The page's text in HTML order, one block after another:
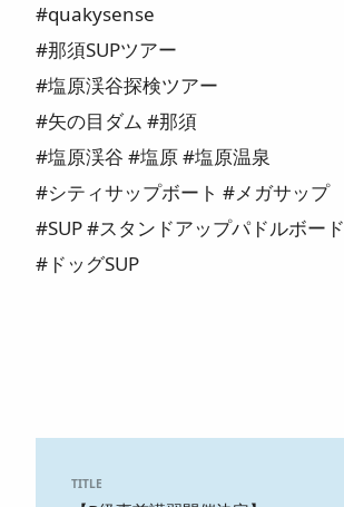
#quakysense
#那須SUPツアー
#塩原渓谷探検ツアー
#矢の目ダム #那須
#塩原渓谷 #塩原 #塩原温泉
#シティサップボート #メガサップ
#SUP #スタンドアップパドルボード
#ドッグSUP
TITLE